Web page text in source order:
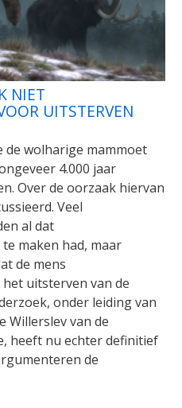
NIET
UITSTERVEN
de wolharige mammoet
4.000 jaar
Over de oorzaak hiervan
Veel
al dat
maken had, maar
de mens
uitsterven van de
onder leiding van
Willerslev van de
heeft nu echter definitief
de